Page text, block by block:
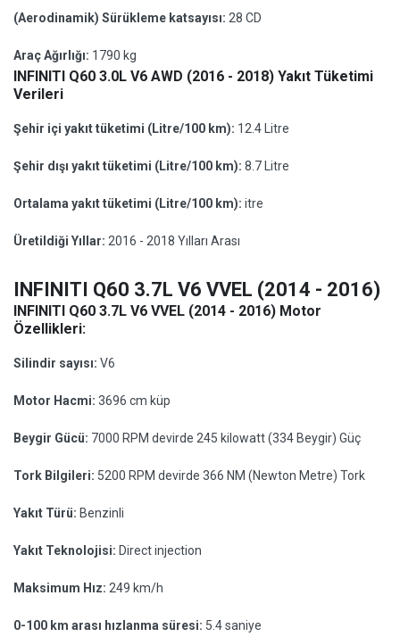
(Aerodinamik) Sürükleme katsayısı: 28 CD
Araç Ağırlığı: 1790 kg
INFINITI Q60 3.0L V6 AWD (2016 - 2018) Yakıt Tüketimi
Verileri
Şehir içi yakıt tüketimi (Litre/100 km): 12.4 Litre
Şehir dışı yakıt tüketimi (Litre/100 km): 8.7 Litre
Ortalama yakıt tüketimi (Litre/100 km): itre
Üretildiği Yıllar: 2016 - 2018 Yılları Arası
INFINITI Q60 3.7L V6 VVEL (2014 - 2016)
INFINITI Q60 3.7L V6 VVEL (2014 - 2016) Motor
Özellikleri:
Silindir sayısı: V6
Motor Hacmi: 3696 cm küp
Beygir Gücü: 7000 RPM devirde 245 kilowatt (334 Beygir) Güç
Tork Bilgileri: 5200 RPM devirde 366 NM (Newton Metre) Tork
Yakıt Türü: Benzinli
Yakıt Teknolojisi: Direct injection
Maksimum Hız: 249 km/h
0-100 km arası hızlanma süresi: 5.4 saniye